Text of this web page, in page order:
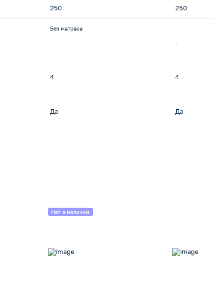
250
Без матраса
4
Да
250
-
4
Да
Нет в наличии